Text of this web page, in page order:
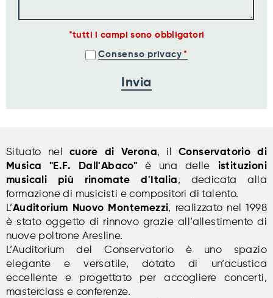
tutti i campi sono obbligatori
Consenso privacy
Situato nel cuore di Verona, ilConservatorio di
Musica "E.F. Dall'Abaco" è una delle istituzioni
musicali più rinomate d'Italia, dedicata alla
formazione di musicisti e compositori di talento.
L’Auditorium Nuovo Montemezzi, realizzato nel 1998
è stato oggetto di rinnovo grazie all’allestimento di
nuove poltrone Aresline.
L’Auditorium del Conservatorio è uno spazio
elegante e versatile, dotato di un’acustica
eccellente e progettato per accogliere concerti,
masterclass e conferenze.